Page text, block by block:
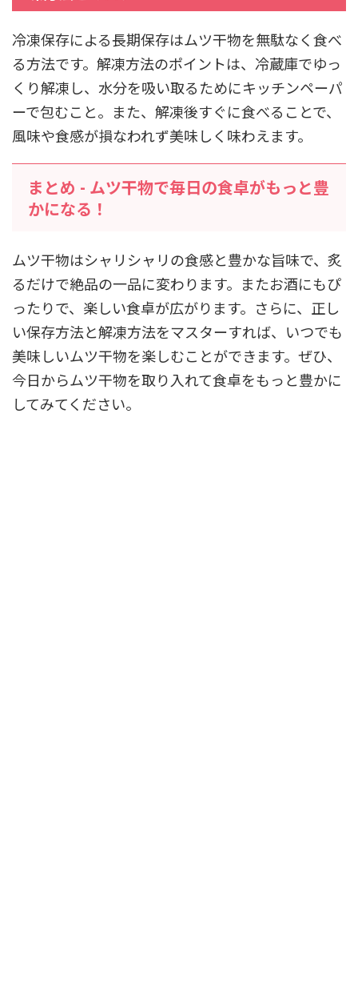
冷凍保存による長期保存はムツ干物を無駄なく食べ
る方法です。解凍方法のポイントは、冷蔵庫でゆっ
くり解凍し、水分を吸い取るためにキッチンペーパ
ーで包むこと。また、解凍後すぐに食べることで、
風味や食感が損なわれず美味しく味わえます。
まとめ - ムツ干物で毎日の食卓がもっと豊
かになる！
ムツ干物はシャリシャリの食感と豊かな旨味で、炙
るだけで絶品の一品に変わります。またお酒にもぴ
ったりで、楽しい食卓が広がります。さらに、正し
い保存方法と解凍方法をマスターすれば、いつでも
美味しいムツ干物を楽しむことができます。ぜひ、
今日からムツ干物を取り入れて食卓をもっと豊かに
してみてください。